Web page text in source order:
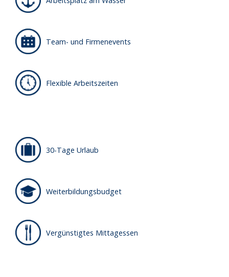
Team- und Firmenevents
Flexible Arbeitszeiten
30-Tage Urlaub
Weiterbildungsbudget
Vergünstigtes Mittagessen